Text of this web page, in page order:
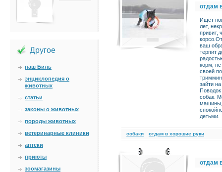
Другое
наш Биль
энциклопедия о
животных
статьи
законы о животных
породы животных
ветеринарные клиники
аптеки
приюты
зоомагазины
отдам
Ищет
лет,
привит,
ваш
терпит
корм,
своей
зайти
Поводок
собак.
машины,
детьми.
cобаки отдам в хорошие руки
отдам